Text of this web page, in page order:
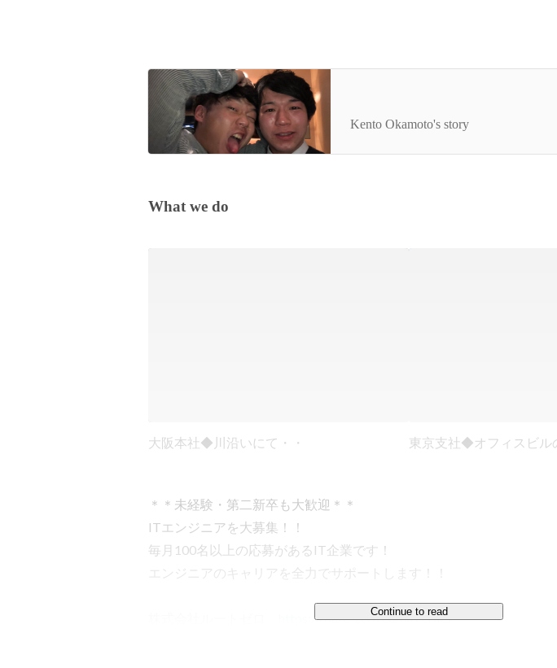
ンジャー”じゃないとわかった～
Kento Okamoto's story
What we do
大阪本社◆川沿いにて・・ 東京支社◆オフィスビル
＊＊未経験・第二新卒も大歓迎＊＊
ITエンジニアを大募集！！
毎月100名以上の応募があるIT企業です！
エンジニアのキャリアを全力でサポートします！！
https://route-zero.com/recruit/
Continue to read